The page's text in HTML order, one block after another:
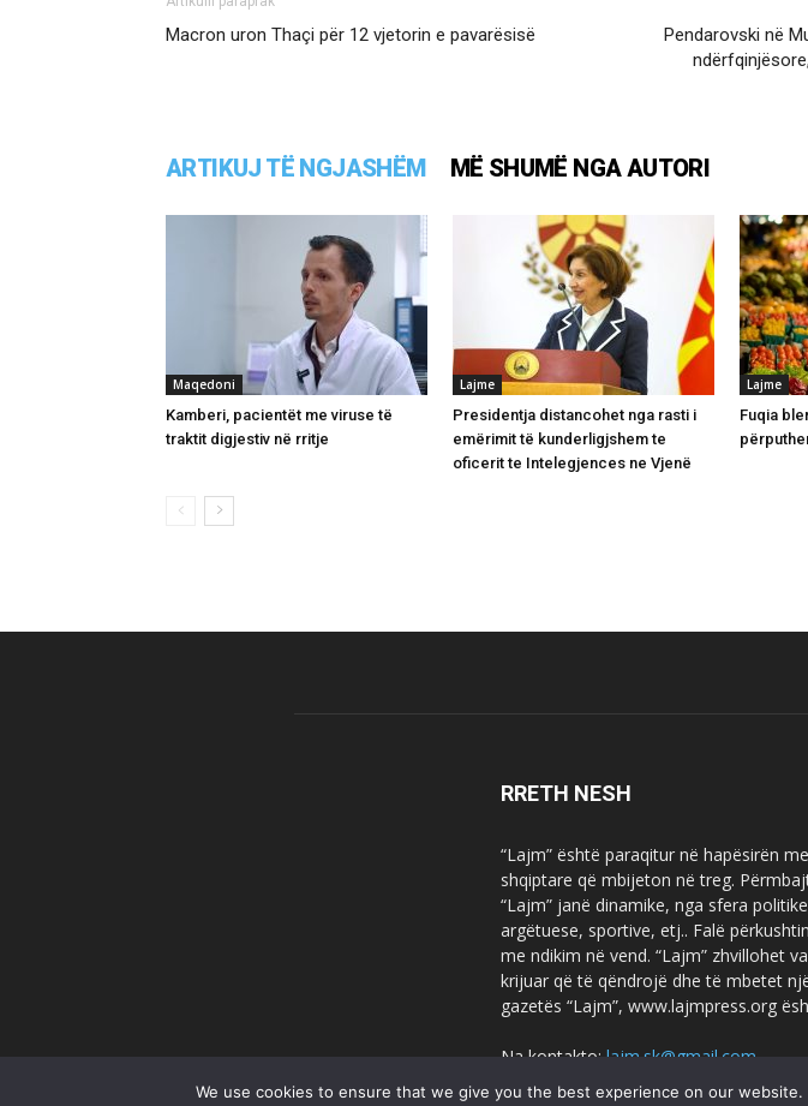
Macron uron Thaçi për 12 vjetorin e pavarësisë
Pendarovski në
ARTIKUJ TË NGJASHËM MË SHUMË NGA AUTORI
Maqedoni
Kamberi, pacientët me viruse të
traktit digjestiv në rritje
Lajme
Presidentja distancohet nga rasti i
emërimit të kunderligjshem te
oficerit te Intelegjences ne Vjenë
Lajme
Fuqia
RRETH NESH
“Lajm” është paraqitur në hapësirën
shqiptare që mbijeton në treg.
“Lajm” janë dinamike, nga sfera
argëtuese, sportive, etj.. Falë
me ndikim në vend. “Lajm” zhvillohet
krijuar që të qëndrojë dhe të mbetet
gazetës “Lajm”, www.lajmpress.org
Na kontakto:lajm.sk@gmail.com
We use cookies to ensure that we give you the best experience on our